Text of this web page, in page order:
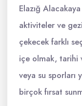
Elazığ
aktiviteler ve
çekecek farklı
içe olmak, tarihi
veya su sporları
birçok fırsat